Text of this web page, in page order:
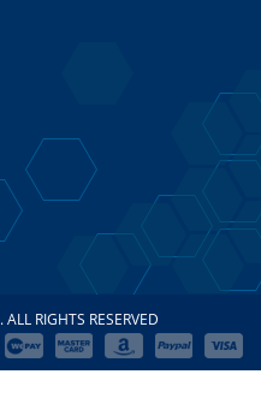
. ALL RIGHTS RESERVED